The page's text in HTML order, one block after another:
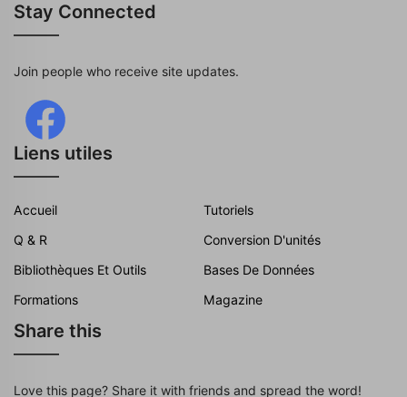
Stay Connected
Join people who receive site updates.
Liens utiles
Accueil
Tutoriels
Q & R
Conversion D'unités
Bibliothèques Et Outils
Bases De Données
Formations
Magazine
Share this
Love this page? Share it with friends and spread the word!